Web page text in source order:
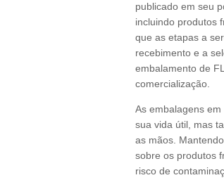
publicado em seu
incluindo produtos
que as etapas a
recebimento e a
embalamento de
comercialização.
As embalagens
sua vida útil, mas
as mãos.
sobre os produtos
risco de